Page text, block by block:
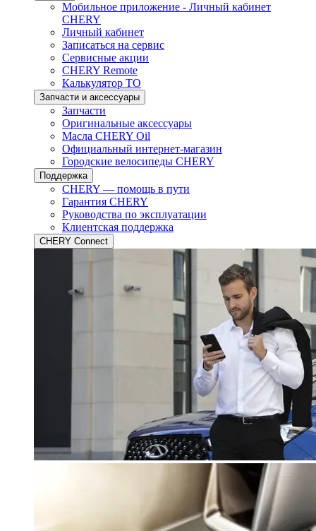
Мобильное приложение - Личный кабинет
CHERY
Личный кабинет
Записаться на сервис
Сервисные акции
CHERY Remote
Калькулятор ТО
Запчасти и аксессуары
Запчасти
Оригинальные аксессуары
Масла CHERY Oil
Официальный интернет-магазин
Городские велосипеды CHERY
Поддержка
CHERY — помощь в пути
Гарантия CHERY
Руководства по эксплуатации
Клиентская поддержка
CHERY Connect